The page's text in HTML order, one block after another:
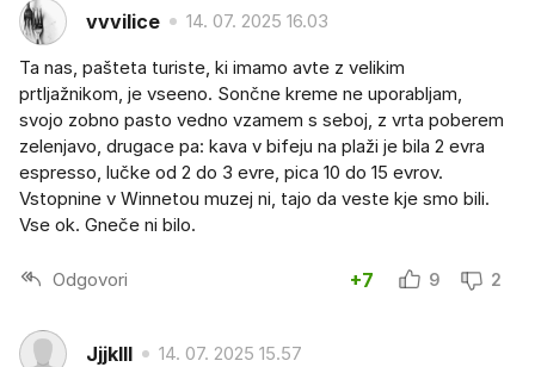
vvvilice 14. 07. 2025 16.03
Ta nas, pašteta turiste, ki imamo avte z velikim
prtljažnikom, je vseeno. Sončne kreme ne uporabljam,
svojo zobno pasto vedno vzamem s seboj, z vrta poberem
zelenjavo, drugace pa: kava v bifeju na plaži je bila 2 evra
espresso, lučke od 2 do 3 evre, pica 10 do 15 evrov.
Vstopnine v Winnetou muzej ni, tajo da veste kje smo bili.
Vse ok. Gneče ni bilo.
Odgovori +7 9 2
Jjjklll 14. 07. 2025 15.57